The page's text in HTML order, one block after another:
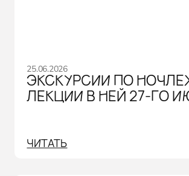
25.06.2026
ЭКСКУРСИИ ПО
ЛЕКЦИИ В НЕЙ 27-ГО
ЧИТАТЬ